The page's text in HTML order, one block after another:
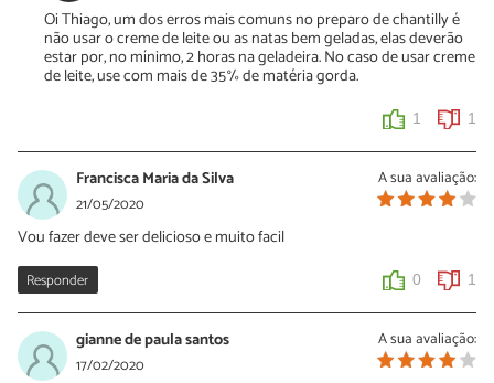
Oi Thiago, um dos erros mais comuns no preparo de chantilly é
não usar o creme de leite ou as natas bem geladas, elas deverão
estar por, no mínimo, 2 horas na geladeira. No caso de usar creme
de leite, use com mais de 35% de matéria gorda.
1 1
A sua avaliação:
Francisca Maria da Silva
21/05/2020
Vou fazer deve ser delicioso e muito facil
Responder 0 1
A sua avaliação:
gianne de paula santos
17/02/2020